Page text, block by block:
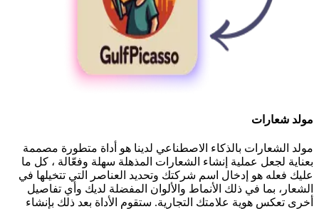
مولد شعارات
مولد الشعارات بالذكاء الاصطناعي لدينا هو أداة متطورة مصممة
بعناية لجعل عملية إنشاء الشعارات المذهلة سهلة وفعّالة ، كل ما
عليك فعله هو إدخال اسم شركتك وتحديد العناصر التي تتخيلها في
الشعار، بما في ذلك الأنماط والألوان المفضلة لديك وأي تفاصيل
أخرى تعكس هوية علامتك التجارية. ستقوم الأداة بعد ذلك بإنشاء